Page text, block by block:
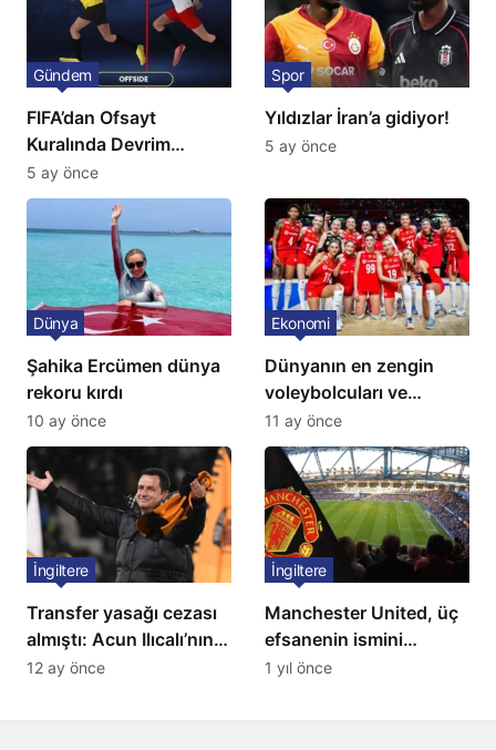
FIFA’dan Ofsayt
Kuralında Devrim
Niteliğinde Onay
Gündem
5 ay önce
Yıldızlar İran’a gidiyor!
Spor
5 ay önce
Şahika Ercümen dünya
rekoru kırdı
Dünya
10 ay önce
Dünyanın en zengin
voleybolcuları ve
servetleri açıklandı:
Listede 2 Türk yıldız
bulunuyor
Ekonomi
11 ay önce
Transfer yasağı cezası
almıştı: Acun Ilıcalı’nın
ekibi Hull City’ye kötü
İngiltere
12 ay önce
Manchester United, üç
efsanenin ismini
yasakladı
İngiltere
1 yıl önce